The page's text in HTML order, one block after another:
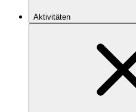
Aktivitäten